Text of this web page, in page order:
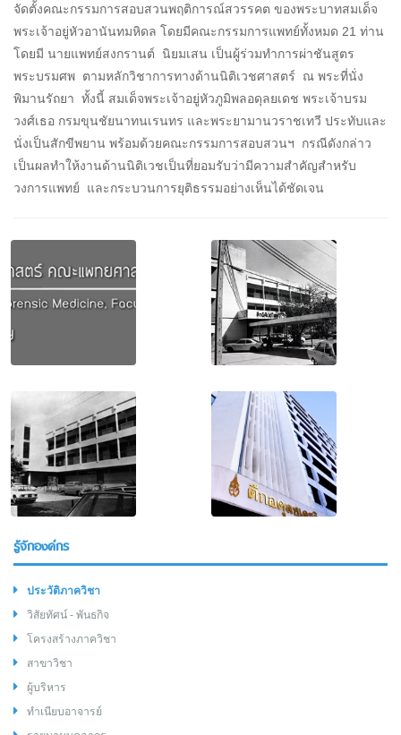
จัดตั้งคณะกรรมการสอบสวนพฤติการณ์สวรรคต ของพระบาทสมเด็จ
พระเจ้าอยู่หัวอานันทมหิดล โดยมีคณะกรรมการแพทย์ทั้งหมด 21 ท่าน
โดยมี นายแพทย์สงกรานต์ นิยมเสน เป็นผู้ร่วมทำการผ่าชันสูตร
พระบรมศพ ตามหลักวิชาการทางด้านนิติเวชศาสตร์ ณ พระที่นั่ง
พิมานรัถยา ทั้งนี้ สมเด็จพระเจ้าอยู่หัวภูมิพลอดุลยเดช พระเจ้าบรม
วงศ์เธอ กรมขุนชัยนาทนเรนทร และพระยามานวราชเทวี ประทับและ
นั่งเป็นสักขีพยาน พร้อมด้วยคณะกรรมการสอบสวนฯ กรณีดังกล่าว
เป็นผลทำให้งานด้านนิติเวชเป็นที่ยอมรับว่ามีความสำคัญสำหรับ
วงการแพทย์ และกระบวนการยุติธรรมอย่างเห็นได้ชัดเจน
รู้จักองค์กร
ประวัติภาควิชา
วิสัยทัศน์ - พันธกิจ
โครงสร้างภาควิชา
สาขาวิชา
ผู้บริหาร
ทำเนียบอาจารย์